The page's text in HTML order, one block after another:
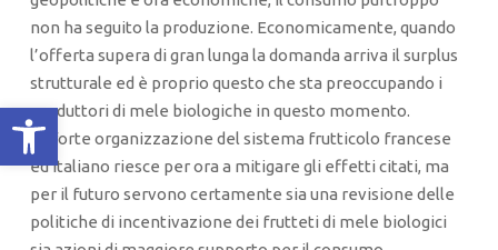
Apri la barra degli strumenti
non ha seguito la produzione. Economicamente, quando
l’offerta supera di gran lunga la domanda arriva il surplus
strutturale ed è proprio questo che sta preoccupando i
produttori di mele biologiche in questo momento.
La forte organizzazione del sistema frutticolo francese
ed italiano riesce per ora a mitigare gli effetti citati, ma
per il futuro servono certamente sia una revisione delle
politiche di incentivazione dei frutteti di mele biologici